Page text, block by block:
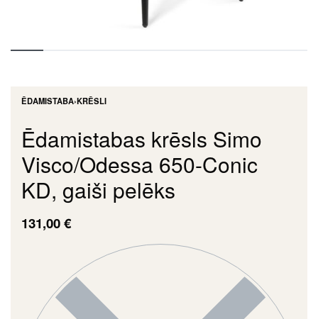
ĒDAMISTABA›KRĒSLI
Ēdamistabas krēsls Simo
Visco/Odessa 650-Conic
KD, gaiši pelēks
131,00€